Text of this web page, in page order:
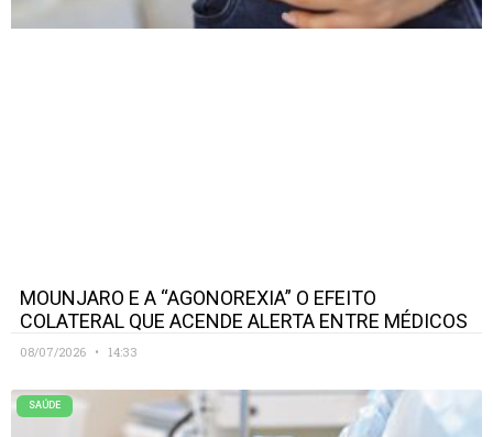
MOUNJARO E A “AGONOREXIA” O EFEITO
COLATERAL QUE ACENDE ALERTA ENTRE MÉDICOS
08/07/2026 14:33
SAÚDE